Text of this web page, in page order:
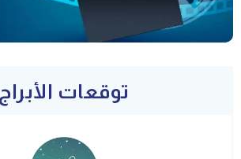
توقعات الأبراج